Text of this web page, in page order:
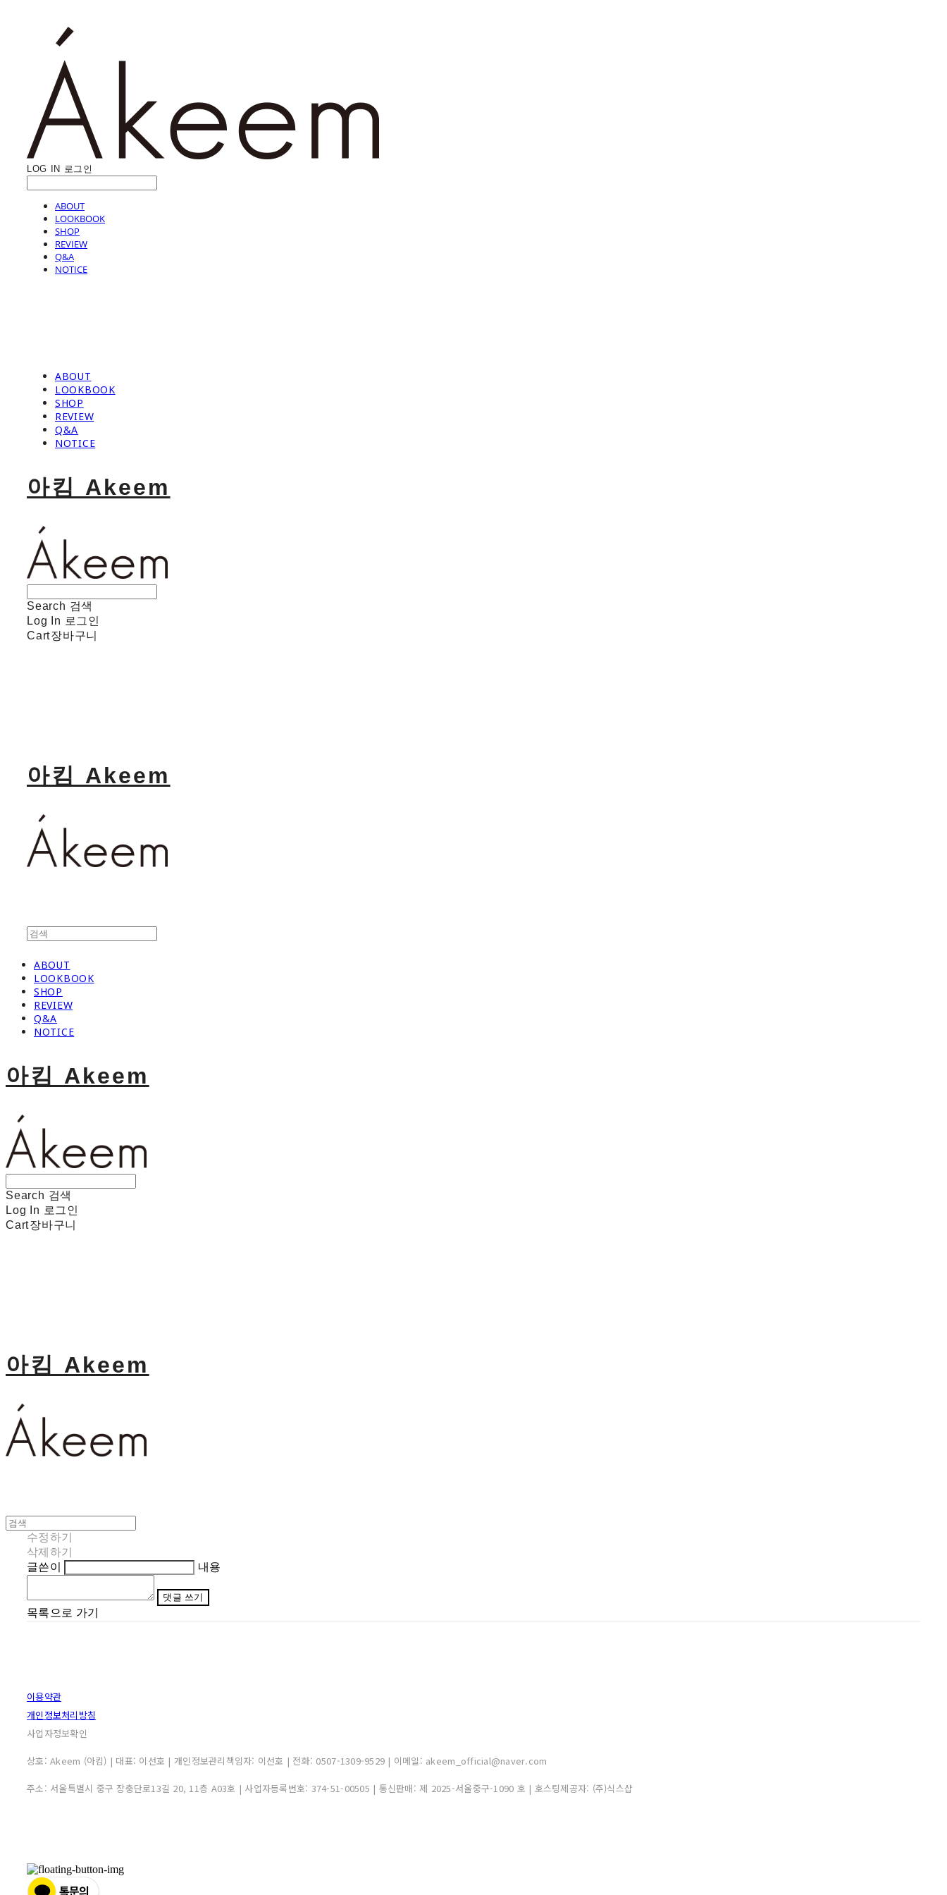
LOG IN 로그인
ABOUT
LOOKBOOK
SHOP
REVIEW
Q&A
NOTICE
ABOUT
LOOKBOOK
SHOP
REVIEW
Q&A
NOTICE
아킴 Akeem
Search 검색
Log In 로그인
Cart장바구니
아킴 Akeem
ABOUT
LOOKBOOK
SHOP
REVIEW
Q&A
NOTICE
아킴 Akeem
Search 검색
Log In 로그인
Cart장바구니
아킴 Akeem
수정하기
삭제하기
글쓴이
내용
댓글 쓰기
목록으로 가기
이용약관
개인정보처리방침
사업자정보확인
상호: Akeem (아킴) | 대표: 이선호 | 개인정보관리책임자: 이선호 | 전화: 0507-1309-9529 | 이메일: akeem_official@naver.com
주소: 서울특별시 중구 장충단로13길 20, 11층 A03호 | 사업자등록번호: 374-51-00505 | 통신판매: 제 2025-서울중구-1090 호 | 호스팅제공자: (주)식스샵